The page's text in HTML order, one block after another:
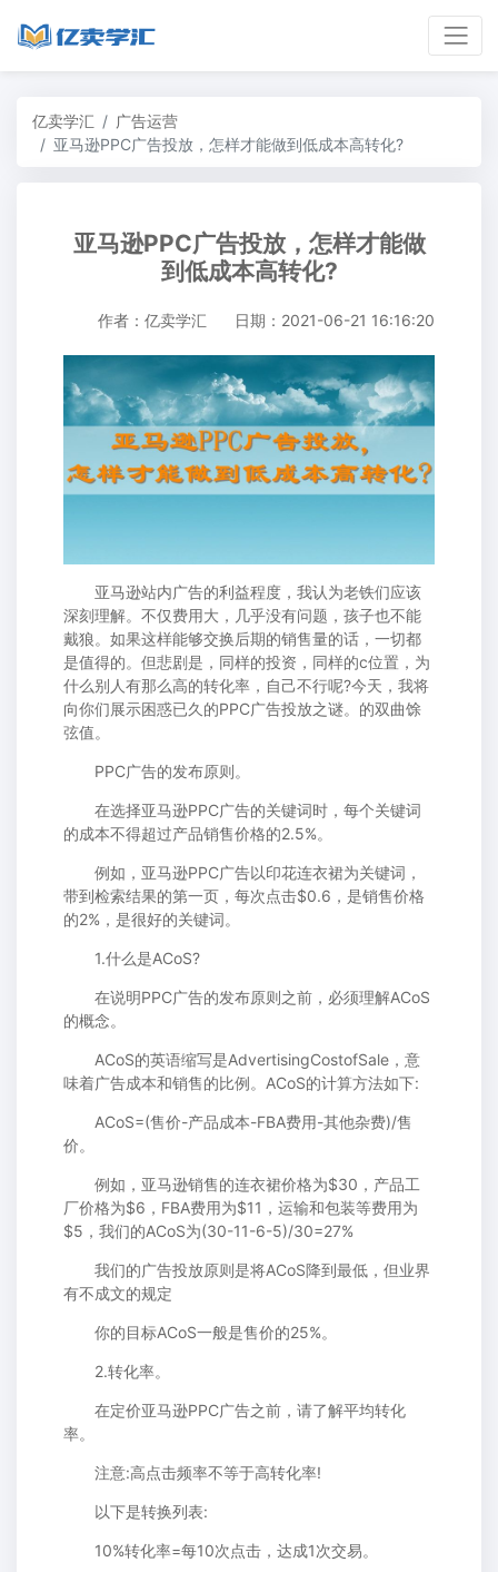
亿卖学汇
广告运营
亚马逊PPC广告投放，怎样才能做到低成本高转化?
亚马逊PPC广告投放，怎样才能做
到低成本高转化?
作者：亿卖学汇 日期：2021-06-21 16:16:20
亚马逊站内广告的利益程度，我认为老铁们应该
深刻理解。不仅费用大，几乎没有问题，孩子也不能
戴狼。如果这样能够交换后期的销售量的话，一切都
是值得的。但悲剧是，同样的投资，同样的c位置，为
什么别人有那么高的转化率，自己不行呢?今天，我将
向你们展示困惑已久的PPC广告投放之谜。的双曲馀
弦值。
PPC广告的发布原则。
在选择亚马逊PPC广告的关键词时，每个关键词
的成本不得超过产品销售价格的2.5%。
例如，亚马逊PPC广告以印花连衣裙为关键词，
带到检索结果的第一页，每次点击$0.6，是销售价格
的2%，是很好的关键词。
1.什么是ACoS?
在说明PPC广告的发布原则之前，必须理解ACoS
的概念。
ACoS的英语缩写是AdvertisingCostofSale，意
味着广告成本和销售的比例。ACoS的计算方法如下:
ACoS=(售价-产品成本-FBA费用-其他杂费)/售
价。
例如，亚马逊销售的连衣裙价格为$30，产品工
厂价格为$6，FBA费用为$11，运输和包装等费用为
$5，我们的ACoS为(30-11-6-5)/30=27%
我们的广告投放原则是将ACoS降到最低，但业界
有不成文的规定
你的目标ACoS一般是售价的25%。
2.转化率。
在定价亚马逊PPC广告之前，请了解平均转化
率。
注意:高点击频率不等于高转化率!
以下是转换列表:
10%转化率=每10次点击，达成1次交易。